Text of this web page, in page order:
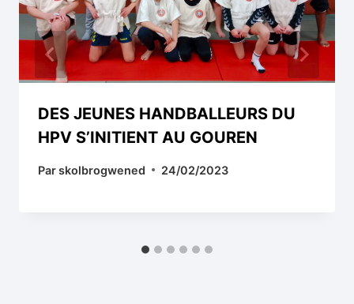
DES JEUNES HANDBALLEURS DU
HPV S’INITIENT AU GOUREN
Parskolbrogwened 24/02/2023